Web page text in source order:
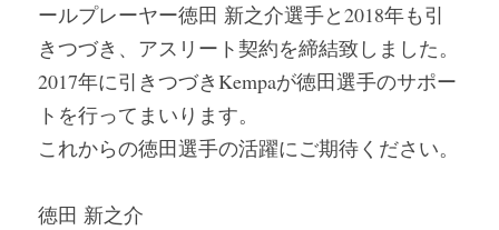
ールプレーヤー徳田 新之介選手と2018年も引
きつづき、アスリート契約を締結致しました。
2017年に引きつづきKempaが徳田選手のサポー
トを行ってまいります。
これからの徳田選手の活躍にご期待ください。
徳田 新之介